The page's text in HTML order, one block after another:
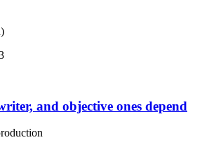
and objective ones depend